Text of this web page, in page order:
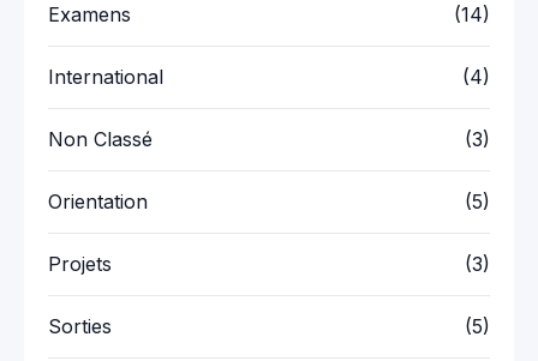
Examens (14)
International (4)
Non Classé (3)
Orientation (5)
Projets (3)
Sorties (5)